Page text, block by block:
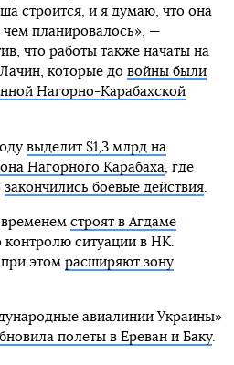
строится, и я думаю, что она
чем планировалось», —
что работы также начаты на
которые до войны были
Нагорно-Карабахской
выделит $1,3 млрд на
Нагорного Карабаха, где
закончились боевые действия.
строят в Агдаме
ситуации в НК.
этом расширяют зону
авиалинии Украины»
полеты в Ереван и Баку.